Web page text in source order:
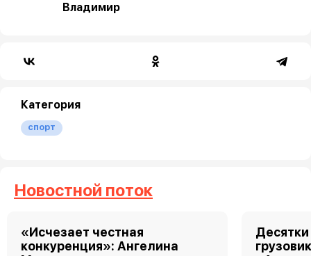
Владимир
Категория
спорт
Новостной поток
«Исчезает честная
конкуренция»: Ангелина